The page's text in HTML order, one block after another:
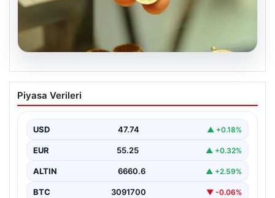
07.08.2026
Altın fiyatları canlı 2 Nisan 2026: Altın
fiyatları ne kadar oldu? Gram, çeyrek,
fiyatları
Piyasa Verileri
USD 47.74 ▲ +0.18%
EUR 55.25 ▲ +0.32%
ALTIN 6660.6 ▲ +2.59%
BTC 3091700 ▼ -0.06%